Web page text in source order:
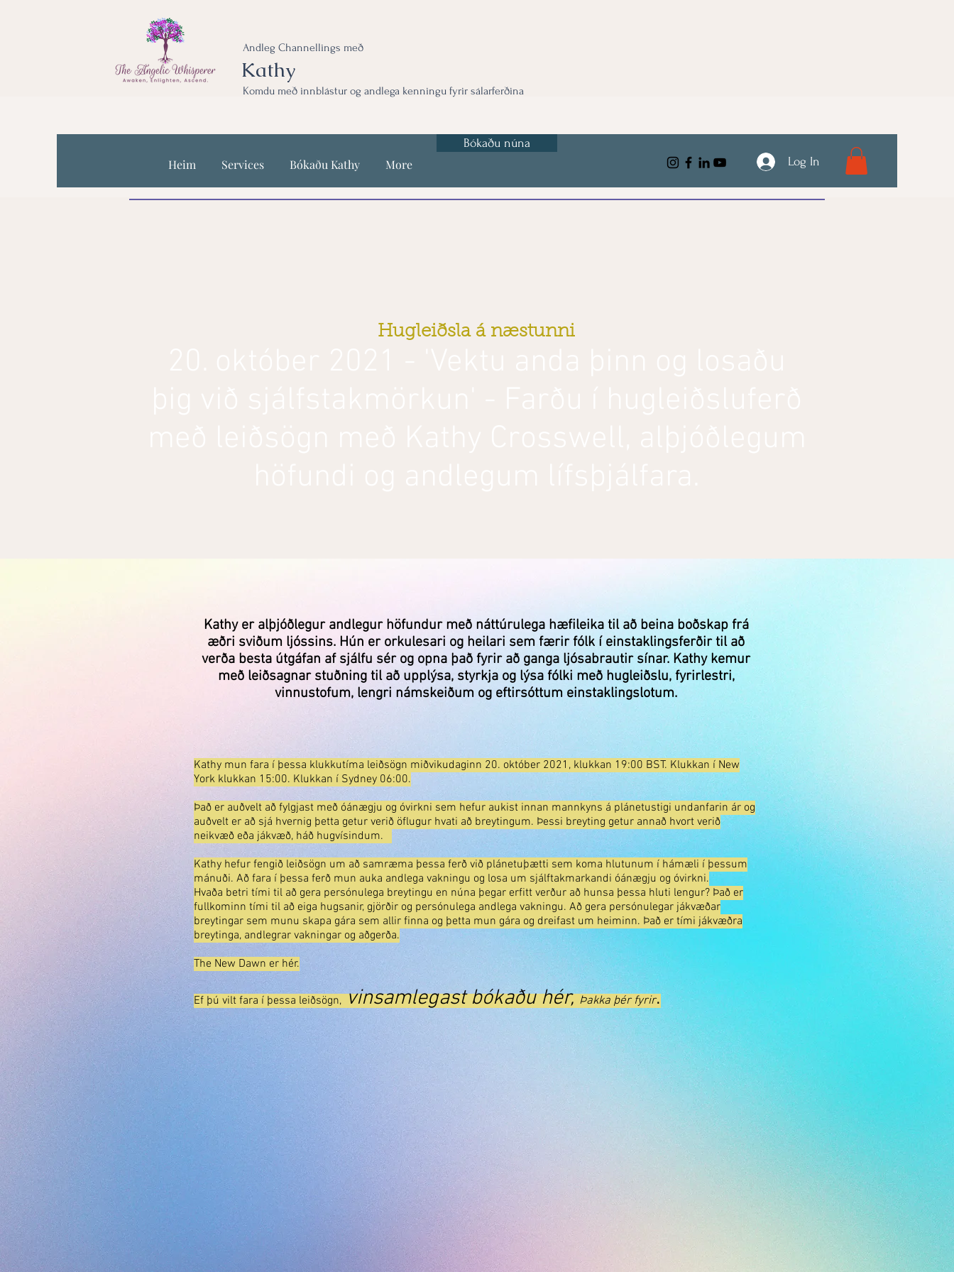
Kathy
Komdu með innblástur og andlega kenningu fyrir sálarferðina
Andleg Channellings með
Heim Services Bókaðu Kathy More
Bókaðu núna
Log In
Hugleiðsla á næstunni
Kathy er alþjóðlegur andlegur höfundur með náttúrulega hæfileika til að beina boðskap frá
æðri sviðum ljóssins. Hún er orkulesari og heilari sem færir fólk í einstaklingsferðir til að
verða besta útgáfan af sjálfu sér og opna það fyrir að ganga ljósabrautir sínar. Kathy kemur
með leiðsagnar stuðning til að upplýsa, styrkja og lýsa fólki með hugleiðslu, fyrirlestri,
vinnustofum, lengri námskeiðum og eftirsóttum einstaklingslotum.
Kathy mun fara í þessa klukkutíma leiðsögn miðvikudaginn 20. október 2021, klukkan 19:00 BST. Klukkan í New
York klukkan 15:00. Klukkan í Sydney 06:00.
Það er auðvelt að fylgjast með óánægju og óvirkni sem hefur aukist innan mannkyns á plánetustigi undanfarin ár og
auðvelt er að sjá hvernig þetta getur verið öflugur hvati að breytingum. Þessi breyting getur annað hvort verið
neikvæð eða jákvæð, háð hugvísindum.
Kathy hefur fengið leiðsögn um að samræma þessa ferð við plánetuþætti sem koma hlutunum í hámæli í þessum
mánuði. Að fara í þessa ferð mun auka andlega vakningu og losa um sjálftakmarkandi óánægju og óvirkni.
Hvaða betri tími til að gera persónulega breytingu en núna þegar erfitt verður að hunsa þessa hluti lengur? Það er
fullkominn tími til að eiga hugsanir, gjörðir og persónulega andlega vakningu. Að gera persónulegar jákvæðar
breytingar sem munu skapa gára sem allir finna og þetta mun gára og dreifast um heiminn. Það er tími jákvæðra
breytinga, andlegrar vakningar og aðgerða.
The New Dawn er hér.
Ef þú vilt fara í þessa leiðsögn, vinsamlegast bókaðu hér,Þakka þér fyrir.